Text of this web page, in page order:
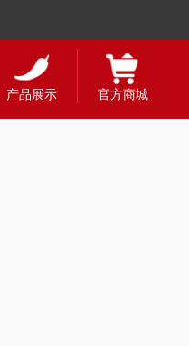
产品展示 官方商城